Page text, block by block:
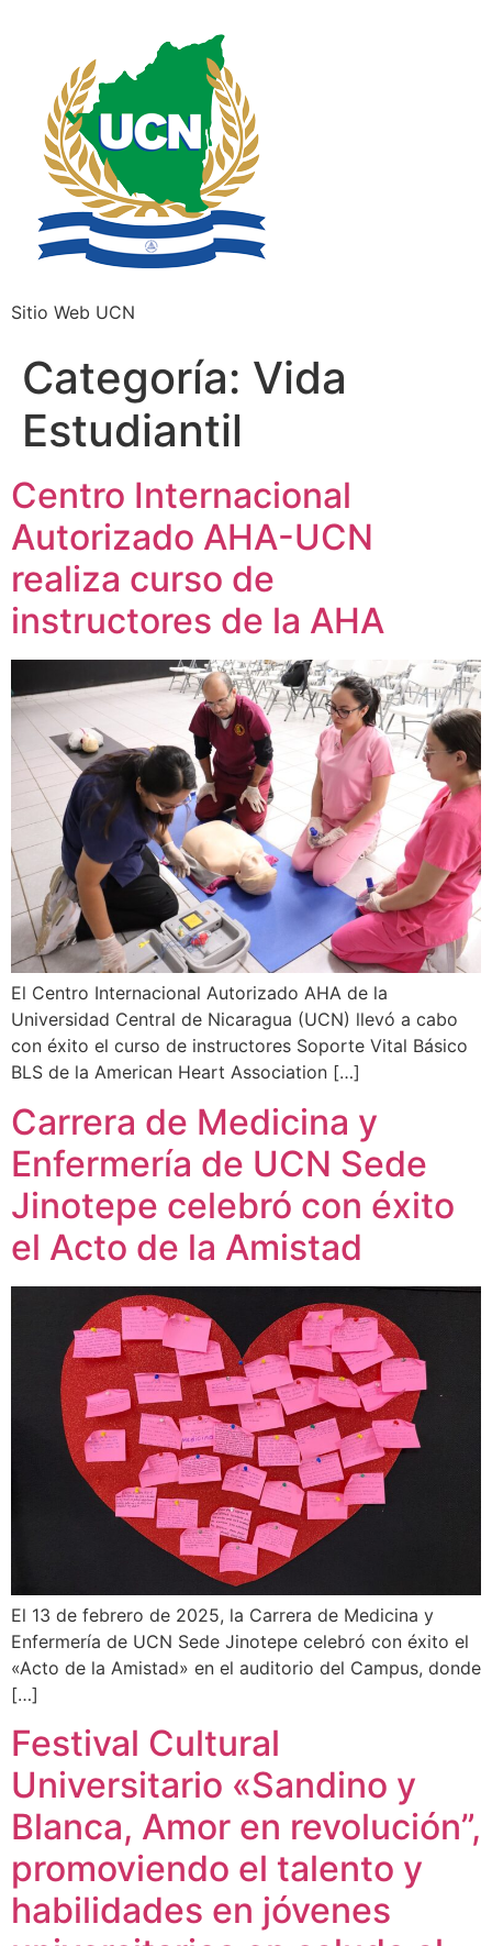
Sitio Web UCN
Categoría: Vida
Estudiantil
Centro Internacional
Autorizado AHA-UCN
realiza curso de
instructores de la AHA
El Centro Internacional Autorizado AHA de la
Universidad Central de Nicaragua (UCN) llevó a cabo
con éxito el curso de instructores Soporte Vital Básico
BLS de la American Heart Association […]
Carrera de Medicina y
Enfermería de UCN Sede
Jinotepe celebró con éxito
el Acto de la Amistad
El 13 de febrero de 2025, la Carrera de Medicina y
Enfermería de UCN Sede Jinotepe celebró con éxito el
«Acto de la Amistad» en el auditorio del Campus, donde
[…]
Festival Cultural
Universitario «Sandino y
Blanca, Amor en revolución”,
promoviendo el talento y
habilidades en jóvenes